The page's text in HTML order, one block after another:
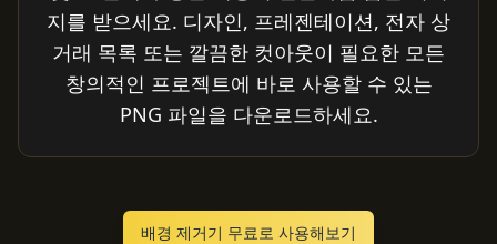
지를 받으세요. 디자인, 프레젠테이션, 전자 상
거래 목록 또는 깔끔한 컷아웃이 필요한 모든
창의적인 프로젝트에 바로 사용할 수 있는
PNG 파일을 다운로드하세요.
배경 제거기 무료로 사용해보기